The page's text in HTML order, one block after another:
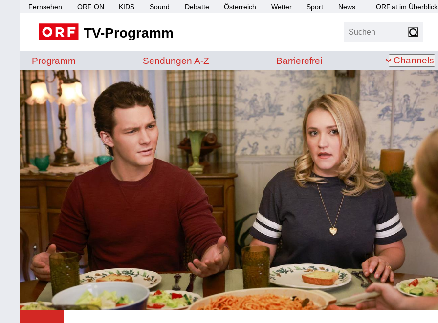
Fernsehen ORF ON KIDS Sound Debatte Österreich Wetter Sport News ORF.at im Überblick
TV-Programm Suchen
Programm Sendungen von A bis Z
Sendungen A-Z Barrierefrei
Barrierefrei Channels